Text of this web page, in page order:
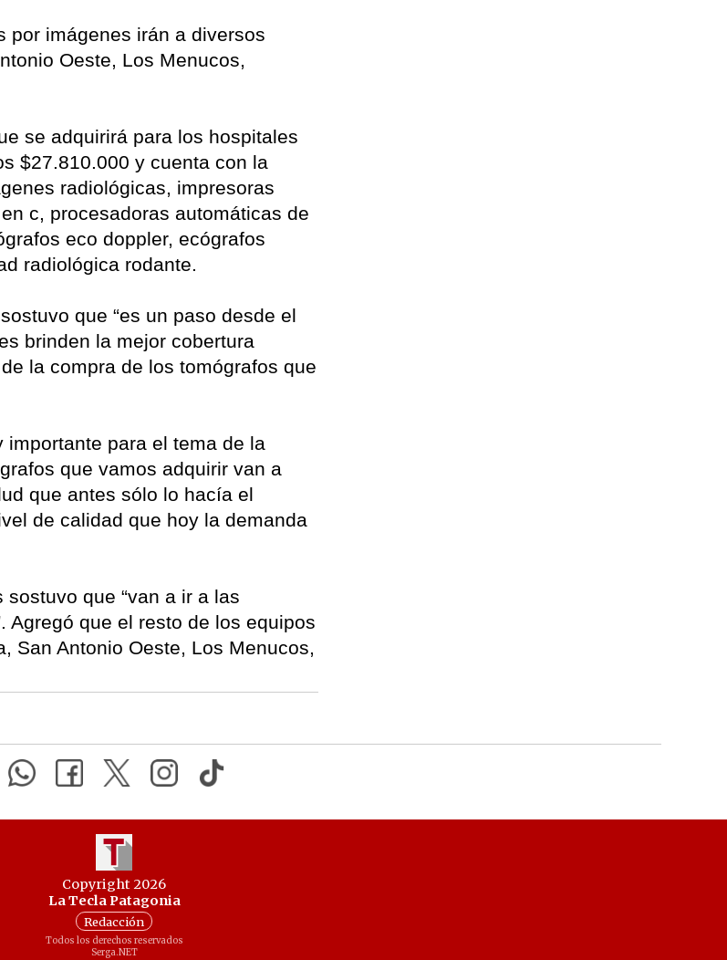
por imágenes irán a diversos
Oeste, Los Menucos,
se adquirirá para los hospitales
$27.810.000 y cuenta con la
radiológicas, impresoras
c, procesadoras automáticas de
eco doppler, ecógrafos
radiológica rodante.
que “es un paso desde el
brinden la mejor cobertura
la compra de los tomógrafos que
importante para el tema de la
que vamos adquirir van a
que antes sólo lo hacía el
de calidad que hoy la demanda
que “van a ir a las
Agregó que el resto de los equipos
San Antonio Oeste, Los Menucos,
Copyright 2026
La Tecla Patagonia
Redacción
Todos los derechos reservados
Serga.NET